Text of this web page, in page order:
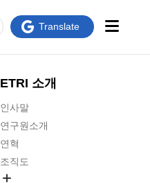
ETRI 소개
인사말
연구원소개
연혁
조직도
Translate